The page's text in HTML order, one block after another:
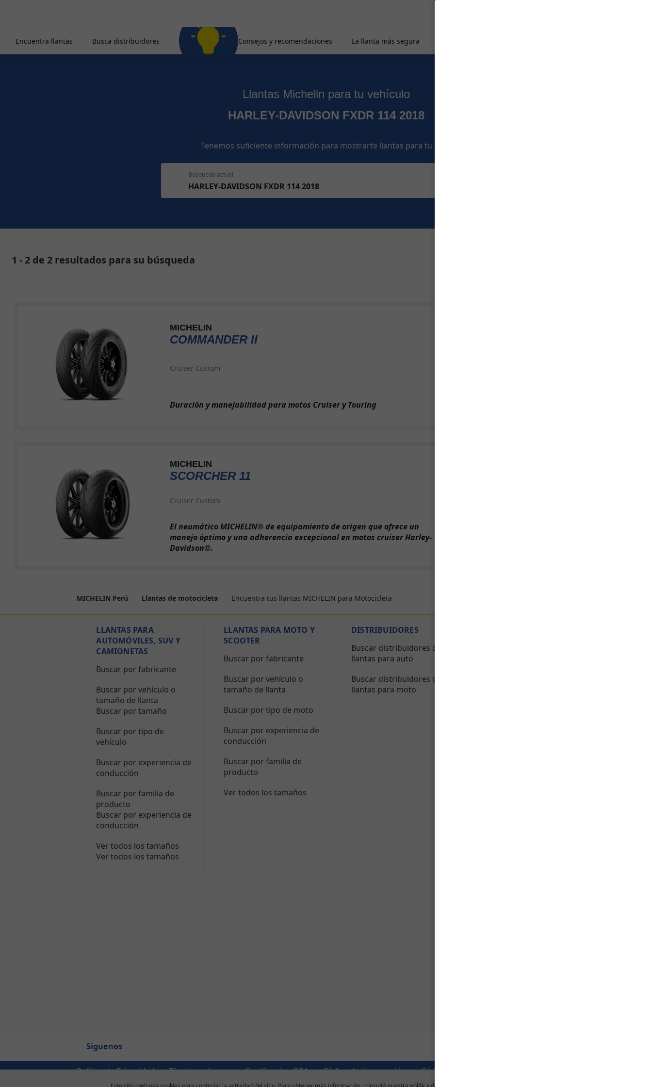
Encuentra llantas Busca distribuidores Consejos y recomendaciones La llanta más segura
Llantas Michelin para tu vehículo
HARLEY-DAVIDSON FXDR 114 2018
Tenemos suficiente información para mostrarte llantas para tu auto
Búsqueda actual
HARLEY-DAVIDSON FXDR 114 2018
1 - 2 de 2 resultados para su búsqueda
MICHELIN
COMMANDER II
Cruiser Custom
Duración y manejabilidad para motos Cruiser y Touring
MICHELIN
SCORCHER 11
Cruiser Custom
El neumático MICHELIN® de equipamiento de origen que ofrece un
manejo óptimo y una adherencia excepcional en motos cruiser Harley-
Davidson®.
MICHELIN Perú Llantas de motocicleta Encuentra tus llantas MICHELIN para Motocicleta
LLANTAS PARA
AUTOMÓVILES, SUV Y
CAMIONETAS
Buscar por fabricante
Buscar por vehículo o
tamaño de llanta
Buscar por tamaño
Buscar por tipo de
vehículo
Buscar por experiencia de
conducción
Buscar por familia de
producto
Buscar por experiencia de
conducción
Ver todos los tamaños
Ver todos los tamaños
LLANTAS PARA MOTO Y
SCOOTER
Buscar por fabricante
Buscar por vehículo o
tamaño de llanta
Buscar por tipo de moto
Buscar por experiencia de
conducción
Buscar por familia de
producto
Ver todos los tamaños
DISTRIBUIDORES
Buscar distribuidores de
llantas para auto
Buscar distribuidores de
llantas para moto
Síguenos
Política de Privacidad Términos de uso Certificacion OEA Código Anticorrupción Código de Ética